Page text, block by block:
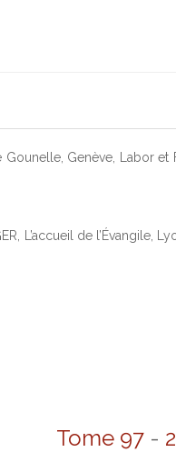
Gounelle, Genève, Labor
L’accueil de l’Évangile,
Tome 97 -